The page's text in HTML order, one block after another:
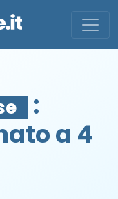
:
a 4